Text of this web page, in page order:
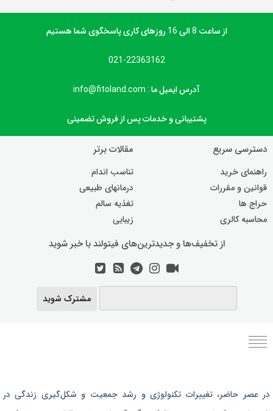
از ساعت 8 الی 16 روزهای کاری پاسخگوی شما هستیم
021-22363162
آدرس ایمیل ما : info@fitoland.com
پشتیبانی و خدمات پس از فروش تضمینی
دسترسی سریع
راهنمای خرید
قوانین و مقررات
حراج ها
محاسبه کالری
مقالات برتر
تناسب اندام
درمانهای طبیعی
تغذیه سالم
زیبایی
از تخفیف‌ها و جدیدترین‌های فیتولند با خبر شوید
مشترک شوید
رژیم غذایی بارداری
در عصر حاضر،‌ تغییرات تکنولوژی و رشد جمعیت و شکل‌گیری زندگی‌ در